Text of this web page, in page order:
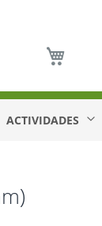
ACTIVIDADES